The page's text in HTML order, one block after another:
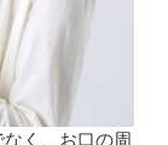
く、お口の周